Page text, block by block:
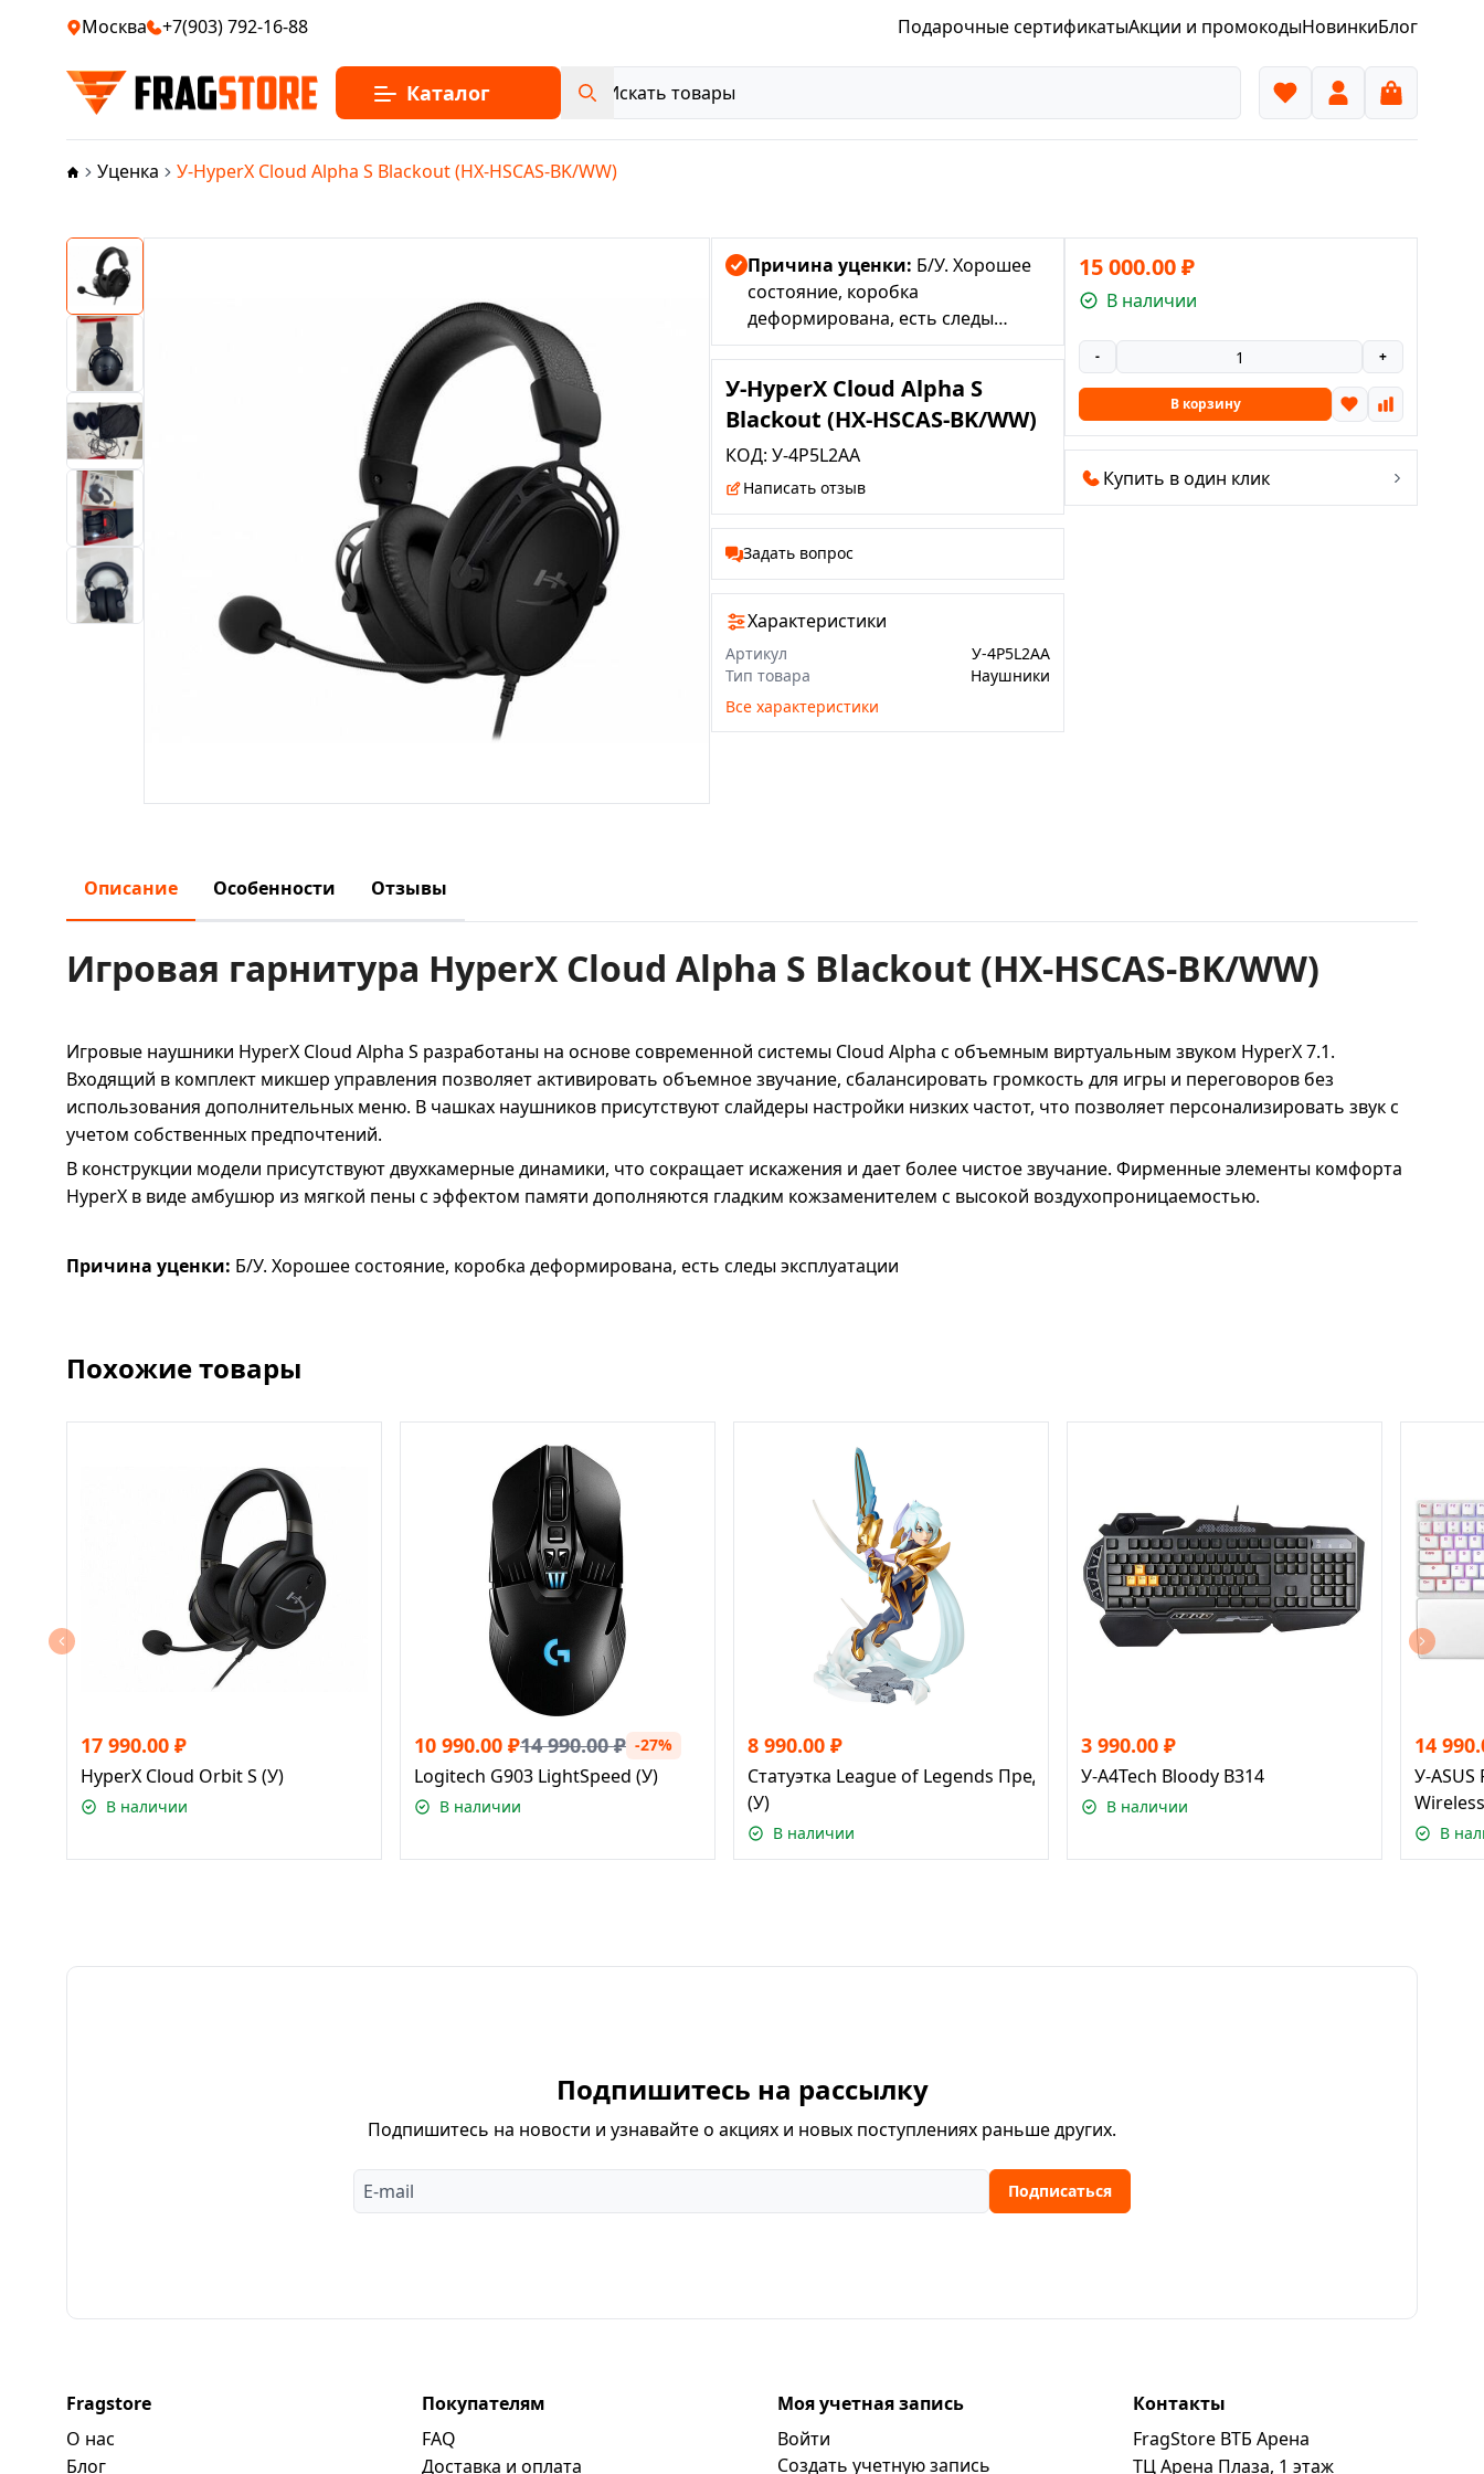
Москва +7(903) 792-16-88 Подарочные сертификатыАкции и промокодыНовинкиБлог
Каталог
Уценка У-HyperX Cloud Alpha S Blackout (HX-HSCAS-BK/WW)
Причина уценки: Б/У. Хорошее
состояние, коробка
деформирована, есть следы
эксплуатации
У-HyperX Cloud Alpha S
Blackout (HX-HSCAS-BK/WW)
КОД: У-4P5L2AA
Написать отзыв
Задать вопрос
Характеристики
Артикул
У-4P5L2AA
Тип товара
Наушники
Все характеристики
15 000.00₽
В наличии
- +
В корзину
Купить в один клик
Описание Особенности Отзывы
Игровая гарнитура HyperX Cloud Alpha S Blackout (HX-HSCAS-BK/WW)
Игровые наушники HyperX Cloud Alpha S разработаны на основе современной системы Cloud Alpha с объемным виртуальным звуком HyperX 7.1.
Входящий в комплект микшер управления позволяет активировать объемное звучание, сбалансировать громкость для игры и переговоров без
использования дополнительных меню. В чашках наушников присутствуют слайдеры настройки низких частот, что позволяет персонализировать звук с
учетом собственных предпочтений.
В конструкции модели присутствуют двухкамерные динамики, что сокращает искажения и дает более чистое звучание. Фирменные элементы комфорта
HyperX в виде амбушюр из мягкой пены с эффектом памяти дополняются гладким кожзаменителем с высокой воздухопроницаемостью.
Причина уценки: Б/У. Хорошее состояние, коробка деформирована, есть следы эксплуатации
Похожие товары
17 990.00 ₽
HyperX Cloud Orbit S (У)
В наличии
10 990.00 ₽14 990.00₽ -27%
Logitech G903 LightSpeed (У)
В наличии
8 990.00 ₽
Статуэтка League of Legends Предвестница зари Ривен
(У)
В наличии
3 990.00 ₽
У-A4Tech Bloody B314
В наличии
14
У-ASUS
В
Подпишитесь на рассылку
Подпишитесь на новости и узнавайте о акциях и новых поступлениях раньше других.
Подписаться
Fragstore
О нас
Блог
Покупателям
FAQ
Доставка и оплата
Моя учетная запись
Войти
Создать учетную запись
Контакты
FragStore ВТБ Арена
ТЦ Арена Плаза, 1 этаж